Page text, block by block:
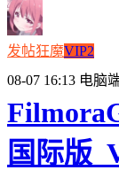
发帖狂魔VIP2
08-07 16:13 电脑
国际版